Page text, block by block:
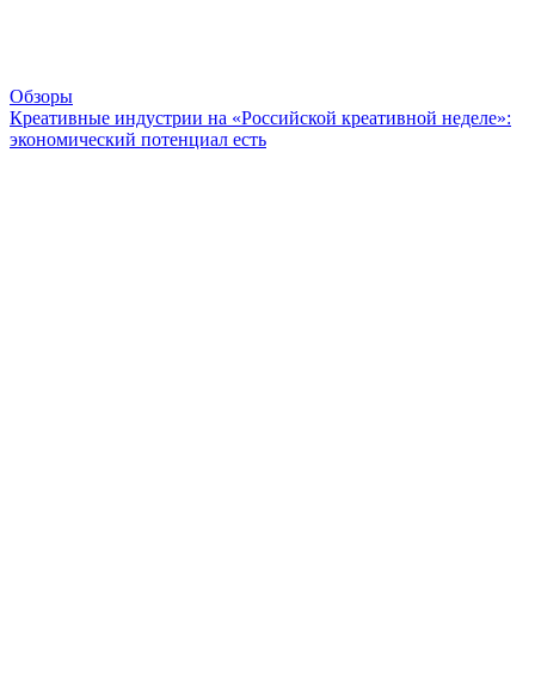
Обзоры
Креативные индустрии на «Российской креативной неделе»:
экономический потенциал есть